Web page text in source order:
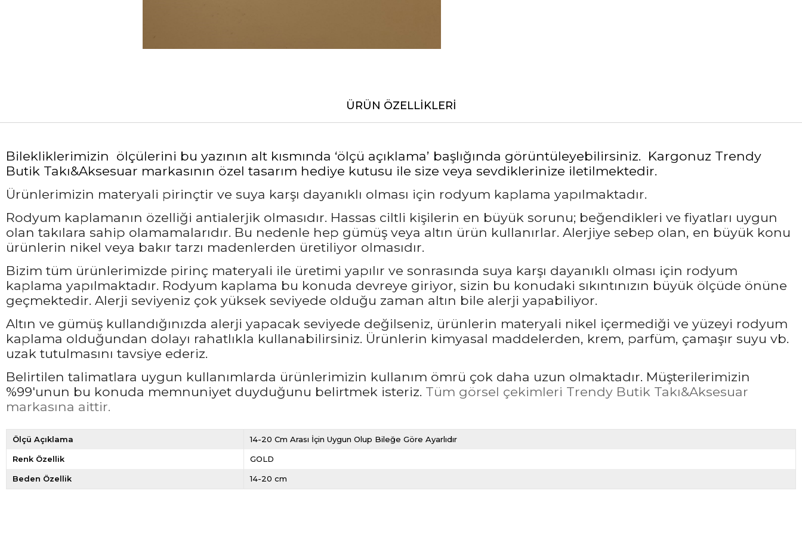
ÜRÜN ÖZELLIKLERI
Bilekliklerimizin ölçülerini bu yazının alt kısmında ‘ölçü açıklama’ başlığında görüntüleyebilirsiniz. Kargonuz Trendy
Butik Takı&Aksesuar markasının özel tasarım hediye kutusu ile size veya sevdiklerinize iletilmektedir.
Ürünlerimizin materyali pirinçtir ve suya karşı dayanıklı olması için rodyum kaplama yapılmaktadır.
Rodyum kaplamanın özelliği antialerjik olmasıdır. Hassas ciltli kişilerin en büyük sorunu; beğendikleri ve fiyatları uygun
olan takılara sahip olamamalarıdır. Bu nedenle hep gümüş veya altın ürün kullanırlar. Alerjiye sebep olan, en büyük konu
ürünlerin nikel veya bakır tarzı madenlerden üretiliyor olmasıdır.
Bizim tüm ürünlerimizde pirinç materyali ile üretimi yapılır ve sonrasında suya karşı dayanıklı olması için rodyum
kaplama yapılmaktadır. Rodyum kaplama bu konuda devreye giriyor, sizin bu konudaki sıkıntınızın büyük ölçüde önüne
geçmektedir. Alerji seviyeniz çok yüksek seviyede olduğu zaman altın bile alerji yapabiliyor.
Altın ve gümüş kullandığınızda alerji yapacak seviyede değilseniz, ürünlerin materyali nikel içermediği ve yüzeyi rodyum
kaplama olduğundan dolayı rahatlıkla kullanabilirsiniz. Ürünlerin kimyasal maddelerden, krem, parfüm, çamaşır suyu vb.
uzak tutulmasını tavsiye ederiz.
Belirtilen talimatlara uygun kullanımlarda ürünlerimizin kullanım ömrü çok daha uzun olmaktadır. Müşterilerimizin
%99'unun bu konuda memnuniyet duyduğunu belirtmek isteriz. Tüm görsel çekimleri Trendy Butik Takı&Aksesuar
markasına aittir.
Ölçü Açıklama 14-20 Cm Arası İçin Uygun Olup Bileğe Göre Ayarlıdır
Renk Özellik GOLD
Beden Özellik 14-20 cm